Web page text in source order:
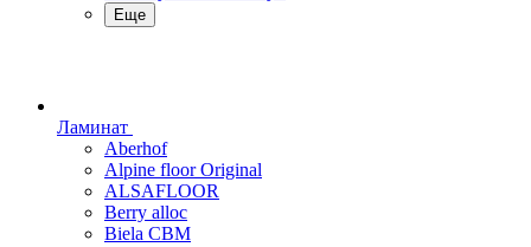
Еще
Ламинат
Aberhof
Alpine floor Original
ALSAFLOOR
Berry alloc
Biela CBM